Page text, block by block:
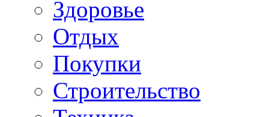
Здоровье
Отдых
Покупки
Строительство